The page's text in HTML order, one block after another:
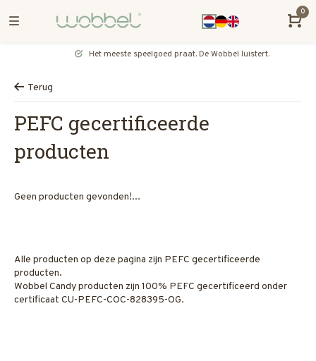
0
Het meeste speelgoed praat. De Wobbel luistert.
Terug
PEFC gecertificeerde
producten
Geen producten gevonden!...
Alle producten op deze pagina zijn PEFC gecertificeerde
producten.
Wobbel Candy producten zijn 100% PEFC gecertificeerd onder
certificaat CU-PEFC-COC-828395-OG.